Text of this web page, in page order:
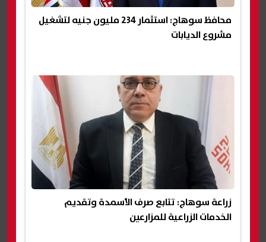
محافظ سوهاج: استثمار 234 مليون جنيه لتشغيل
مشروع الديابات
زراعة سوهاج: تتابع صرف الأسمدة وتقديم
الخدمات الزراعية للمزارعين